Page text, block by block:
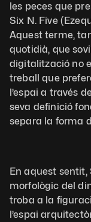
les peces que
Six N. Five
Aquest terme,
quotidià, que
digitalització no
treball que
l’espai a través
seva definició
separa la forma
En aquest sentit,
morfològic del
troba a la
l’espai